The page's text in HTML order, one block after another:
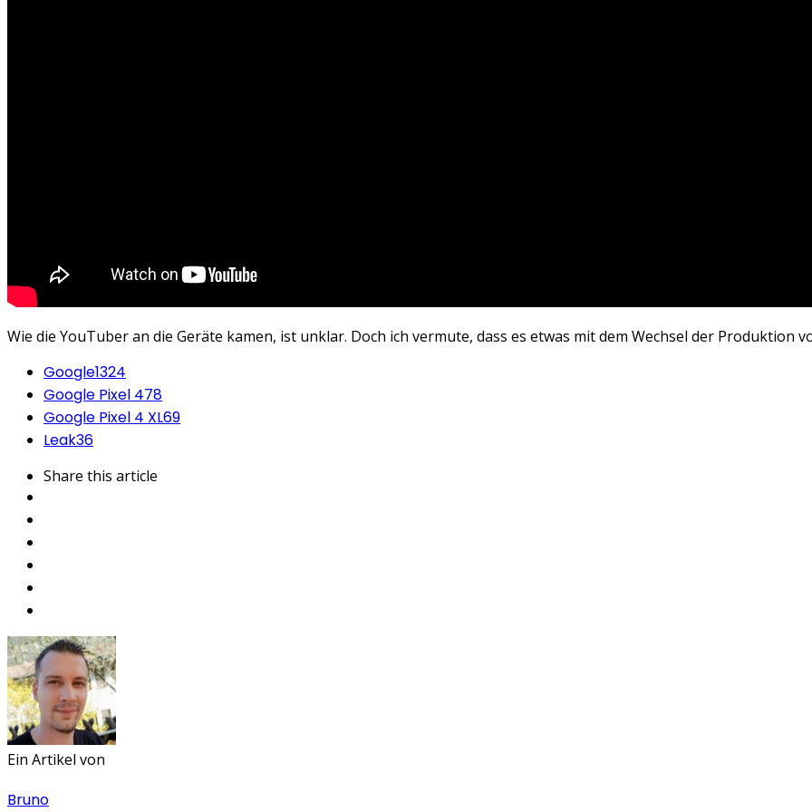
Wie die YouTuber an die Geräte kamen, ist unklar. Doch ich vermute, dass es etwas mit dem Wechsel der Produktion
Google1324
Google Pixel 478
Google Pixel 4 XL69
Leak36
Share this article
Ein Artikel von
Bruno